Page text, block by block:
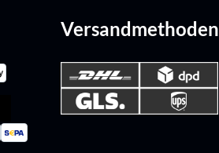
Versandmethoden